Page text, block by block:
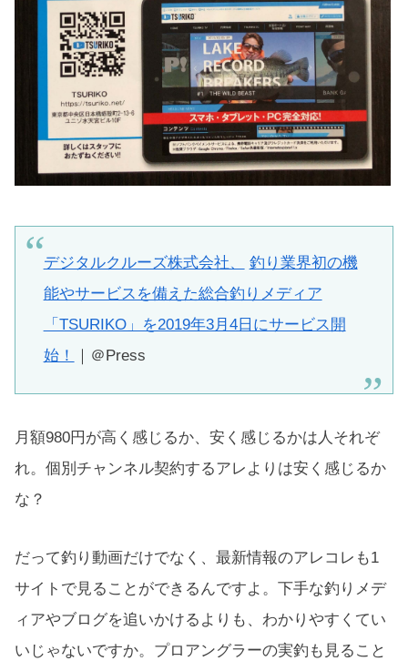
デジタルクルーズ株式会社、
釣り業界初の機
能やサービスを備えた総合釣りメディア
「TSURIKO」を2019年3月4日にサービス開
始！
｜＠Press
月額980円が高く感じるか、安く感じるかは人それぞ
れ。個別チャンネル契約するアレよりは安く感じるか
な？
だって釣り動画だけでなく、最新情報のアレコレも1
サイトで見ることができるんですよ。下手な釣りメデ
ィアやブログを追いかけるよりも、わかりやすくてい
いじゃないですか。プロアングラーの実釣も見ること